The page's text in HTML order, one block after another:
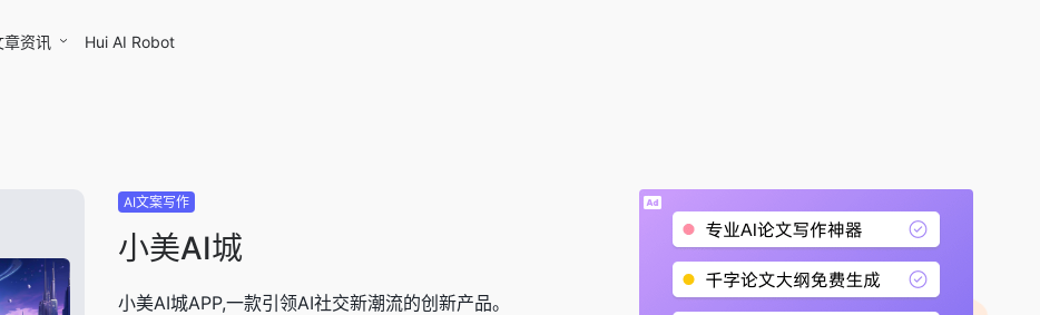
章资讯 Hui AI Robot
AI文案写作
小美AI城
小美AI城APP,一款引领AI社交新潮流的创新产品。